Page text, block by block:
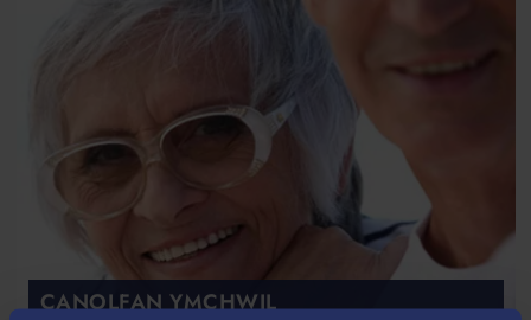
CANOLFAN YMCHWIL